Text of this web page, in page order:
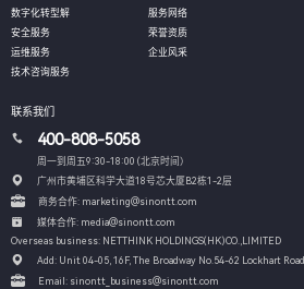
数字化转型解
安全服务
运维服务
技术咨询服务
服务网络
荣誉资质
企业风采
联系我们
400-808-5058
周一到周五9:30-18:00 (北京时间）
广州市黄埔区科学大道18号芯大厦B2栋1-2层
商务合作: marketing@sinontt.com
媒体合作: media@sinontt.com
Overseas business: NETTHINK HOLDINGS(HK)CO.,LIMITED
Add: Unit 04-05, 16F, The Broadway No.54-62 Lockhart Road,
Email: sinontt_business@sinontt.com